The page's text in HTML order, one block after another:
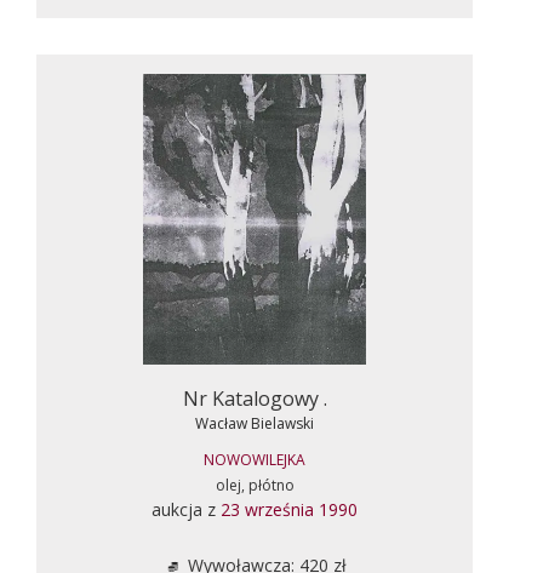
Nr Katalogowy .
Wacław Bielawski
NOWOWILEJKA
olej, płótno
aukcja z 23 września 1990
Wywoławcza: 420 zł